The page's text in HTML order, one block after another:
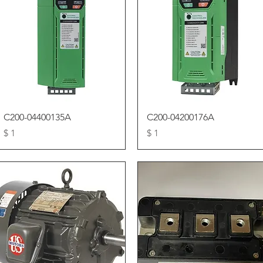
Vista rápida
C200-04400135A
Precio
$ 1
Vista rápida
C200-04200176A
Precio
$ 1